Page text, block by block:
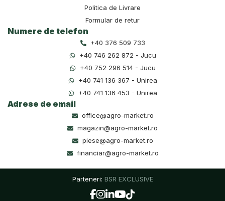
Politica de Livrare
Formular de retur
Numere de telefon
+40 376 509 733
+40 746 262 872 - Jucu
+40 752 296 514 - Jucu
+40 741 136 367 - Unirea
+40 741 136 453 - Unirea
Adrese de email
office@agro-market.ro
magazin@agro-market.ro
piese@agro-market.ro
financiar@agro-market.ro
Parteneri: BSR EXCLUSIVE